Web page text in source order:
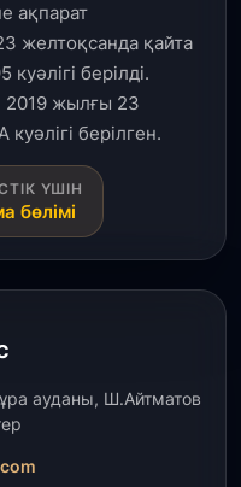
кәсіпкерлер мен
өз ұсыныстарын
елдеріне
жоспарын әзірлеуді
30,2 млрд теңгеге
ақпарат
желтоқсанда қайта
берілді.
2019 жылғы 23
берілген.
ҮШІН
бөлімі
ауданы, Ш.Айтматов